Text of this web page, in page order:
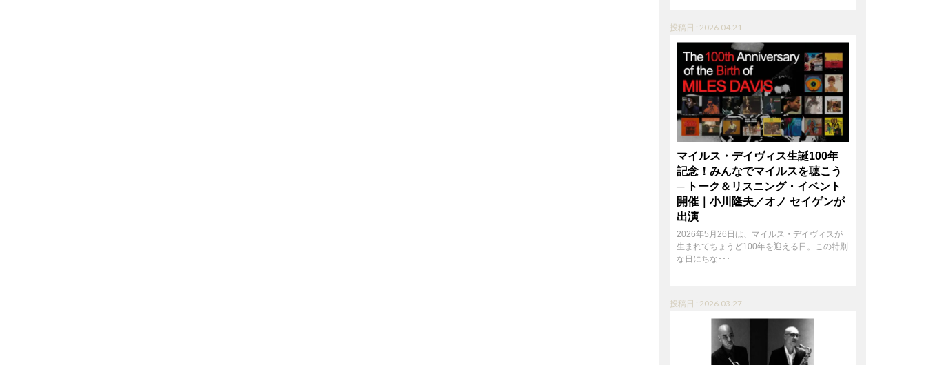
投稿日 : 2026.04.21
マイルス・デイヴィス生誕100年
記念！みんなでマイルスを聴こう
─ トーク＆リスニング・イベント
開催｜小川隆夫／オノ セイゲンが
出演
2026年5月26日は、マイルス・デイヴィスが
生まれてちょうど100年を迎える日。この特別
な日にちな･･･
投稿日 : 2026.03.27